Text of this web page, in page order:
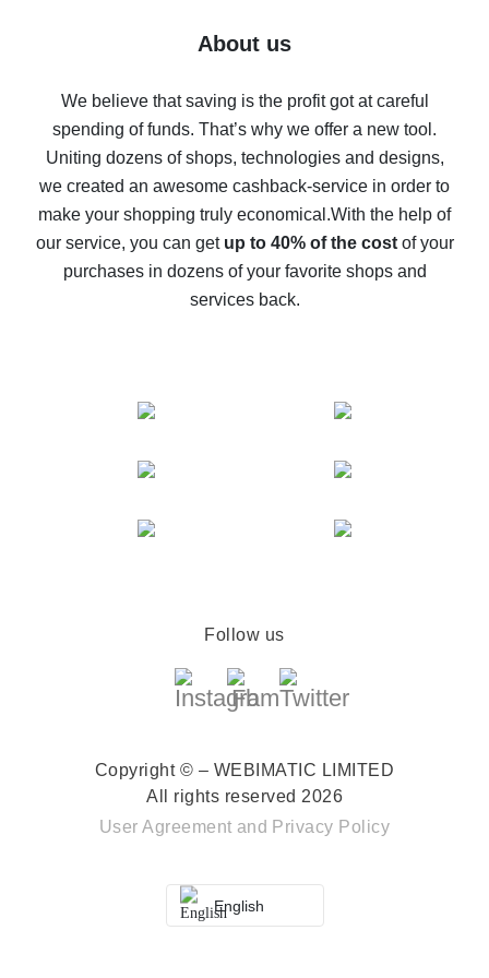
Five ways to get the most cash back on AliExpress
back
10% cash back on AliExpress - the impossible is
possible
The best cash back on AliExpress - how to find it
The best cash back service for AliExpress - let's
compare offers
About us
We believe that saving is the profit got at careful
spending of funds. That’s why we offer a new tool.
Uniting dozens of shops, technologies and designs,
we created an awesome cashback-service in order to
make your shopping truly economical.With the help of
our service, you can get up to 40% of the costof your
purchases in dozens of your favorite shops and
services back.
Follow us
Copyright © – WEBIMATIC LIMITED
All rights reserved 2026
User Agreement and Privacy Policy
English